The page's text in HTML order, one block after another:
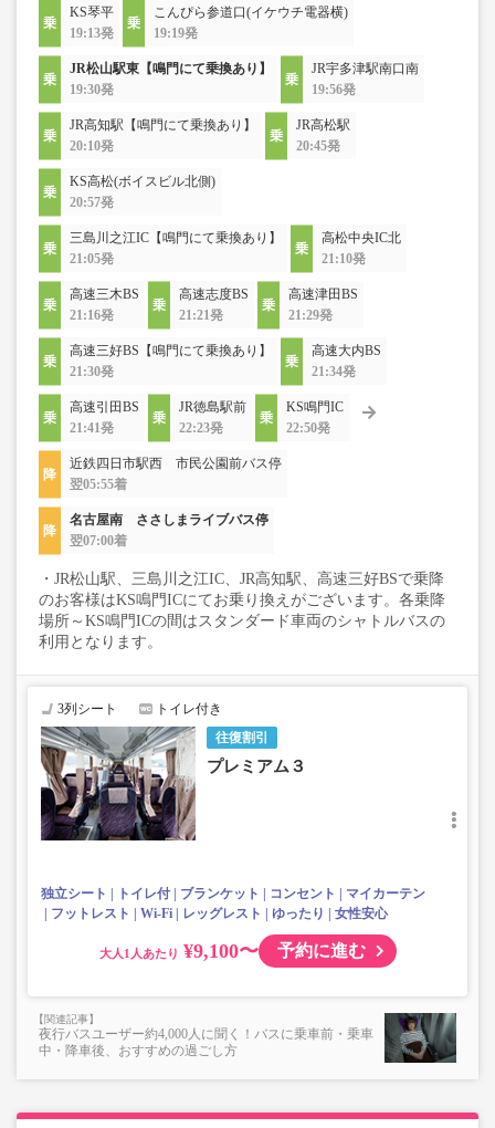
KS琴平
19:13発
こんぴら参道口(イケウチ電器横)
19:19発
JR松山駅東【鳴門にて乗換あり】
19:30発
JR宇多津駅南口南
19:56発
JR高知駅【鳴門にて乗換あり】
20:10発
JR高松駅
20:45発
KS高松(ボイスビル北側)
20:57発
三島川之江IC【鳴門にて乗換あり】
21:05発
高松中央IC北
21:10発
高速三木BS
21:16発
高速志度BS
21:21発
高速津田BS
21:29発
高速三好BS【鳴門にて乗換あり】
21:30発
高速大内BS
21:34発
高速引田BS
21:41発
JR徳島駅前
22:23発
KS鳴門IC
22:50発
近鉄四日市駅西 市民公園前バス停
翌05:55着
名古屋南 ささしまライブバス停
翌07:00着
・JR松山駅、三島川之江IC、JR高知駅、高速三好BSで乗降
のお客様はKS鳴門ICにてお乗り換えがございます。各乗降
場所～KS鳴門ICの間はスタンダード車両のシャトルバスの
利用となります。
往復割引
3列シート トイレ付き
プレミアム３
独立シート トイレ付 ブランケット コンセント
マイカーテン
フットレスト
Wi-Fi レッグレスト ゆったり 女性安心
大人 ¥9,100〜 予約に進む
夜行バスユーザー約4,000人に聞く！バスに乗車前・乗車
中・降車後、おすすめの過ごし方